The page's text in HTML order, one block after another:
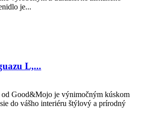
je...
L,...
od Good&Mojo je výnimočným kúskom
do vášho interiéru štýlový a prírodný